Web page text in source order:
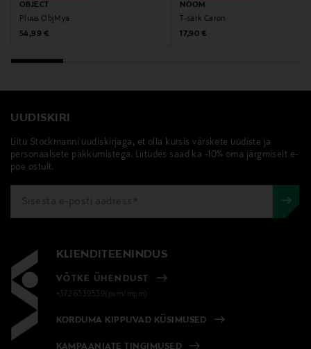
OBJECT
Pluus ObjMya
Original Price
54,99 €
NOOM
T-särk Caron
Original Price
17,90 €
UUDISKIRI
Liitu Stockmanni uudiskirjaga, et olla kursis värskete uudiste ja
personaalsete pakkumistega. Liitudes saad ka -10% oma järgmiselt e-
poe ostult.
KLIENDITEENINDUS
VÕTKE ÜHENDUST
+372 6339539(pvm/mpm)
KORDUMA KIPPUVAD KÜSIMUSED
KAMPAANIATE TINGIMUSED